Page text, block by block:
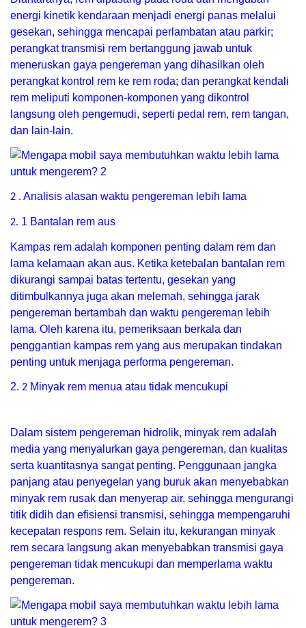
energi kinetik kendaraan menjadi energi panas melalui
gesekan, sehingga mencapai perlambatan atau parkir;
perangkat transmisi rem bertanggung jawab untuk
meneruskan gaya pengereman yang dihasilkan oleh
perangkat kontrol rem ke rem roda; dan perangkat kendali
rem meliputi komponen-komponen yang dikontrol
langsung oleh pengemudi, seperti pedal rem, rem tangan,
dan lain-lain.
2 . Analisis alasan waktu pengereman lebih lama
2. 1 Bantalan rem aus
Kampas rem adalah komponen penting dalam rem dan
lama kelamaan akan aus. Ketika ketebalan bantalan rem
dikurangi sampai batas tertentu, gesekan yang
ditimbulkannya juga akan melemah, sehingga jarak
pengereman bertambah dan waktu pengereman lebih
lama. Oleh karena itu, pemeriksaan berkala dan
penggantian kampas rem yang aus merupakan tindakan
penting untuk menjaga performa pengereman.
2. 2 Minyak rem menua atau tidak mencukupi
Dalam sistem pengereman hidrolik, minyak rem adalah
media yang menyalurkan gaya pengereman, dan kualitas
serta kuantitasnya sangat penting. Penggunaan jangka
panjang atau penyegelan yang buruk akan menyebabkan
minyak rem rusak dan menyerap air, sehingga mengurangi
titik didih dan efisiensi transmisi, sehingga mempengaruhi
kecepatan respons rem. Selain itu, kekurangan minyak
rem secara langsung akan menyebabkan transmisi gaya
pengereman tidak mencukupi dan memperlama waktu
pengereman.